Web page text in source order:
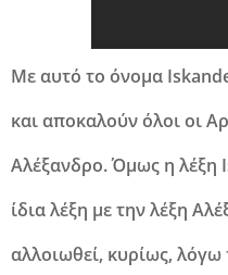
Με αυτό το όνομα
και αποκαλούν όλοι οι
Αλέξανδρο. Όμως η λέξη
ίδια λέξη με την λέξη
αλλοιωθεί, κυρίως,